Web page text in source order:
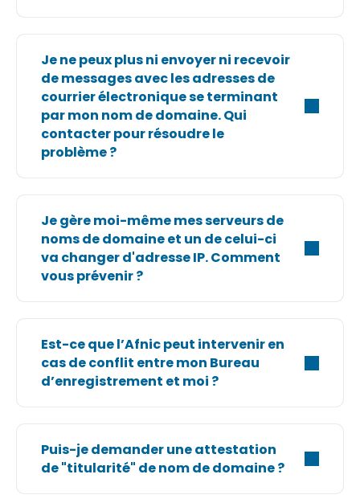
Je ne peux plus ni envoyer ni recevoir
de messages avec les adresses de
courrier électronique se terminant
par mon nom de domaine. Qui
contacter pour résoudre le
problème ?
Je gère moi-même mes serveurs de
noms de domaine et un de celui-ci
va changer d'adresse IP. Comment
vous prévenir ?
Est-ce que l’Afnic peut intervenir en
cas de conflit entre mon Bureau
d’enregistrement et moi ?
Puis-je demander une attestation
de "titularité" de nom de domaine ?